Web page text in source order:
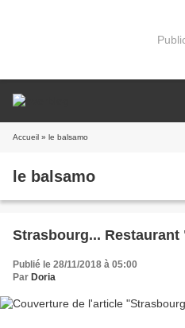
Accueil » le balsamo
le balsamo
Strasbourg...
Publié le 28/11/2018 à 05:00
Par Doria